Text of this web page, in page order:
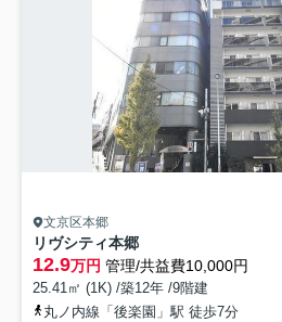
文京区本郷
リヴシティ本郷
12.9万円 管理/共益費10,000円
25.41㎡ (1K) /築12年 /9階建
丸ノ内線「後楽園」駅 徒歩7分